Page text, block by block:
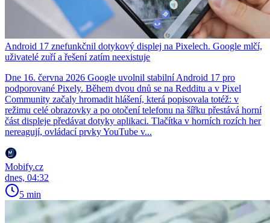
Android 17 znefunkčnil dotykový displej na Pixelech. Google mlčí,
uživatelé zuří a řešení zatím neexistuje
Dne 16. června 2026 Google uvolnil stabilní Android 17 pro
podporované Pixely. Během dvou dnů se na Redditu a v Pixel
Community začaly hromadit hlášení, která popisovala totéž: v
režimu celé obrazovky a po otočení telefonu na šířku přestává horní
část displeje předávat dotyky aplikaci. Tlačítka v horních rozích her
nereagují, ovládací prvky YouTube v...
Mobify.cz
dnes, 04:32
5 min